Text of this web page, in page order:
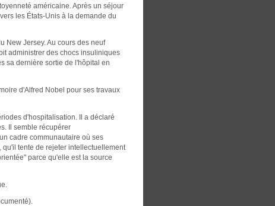
américaine. Après un séjour
les États-Unis à la demande du
New Jersey. Au cours des neuf
administrer des chocs insuliniques
sa dernière sortie de l'hôpital en
d'Alfred Nobel pour ses travaux
d'hospitalisation. Il a déclaré
Il semble récupérer
cadre communautaire où ses
qu'il tente de rejeter intellectuellement
parce qu'elle est la source